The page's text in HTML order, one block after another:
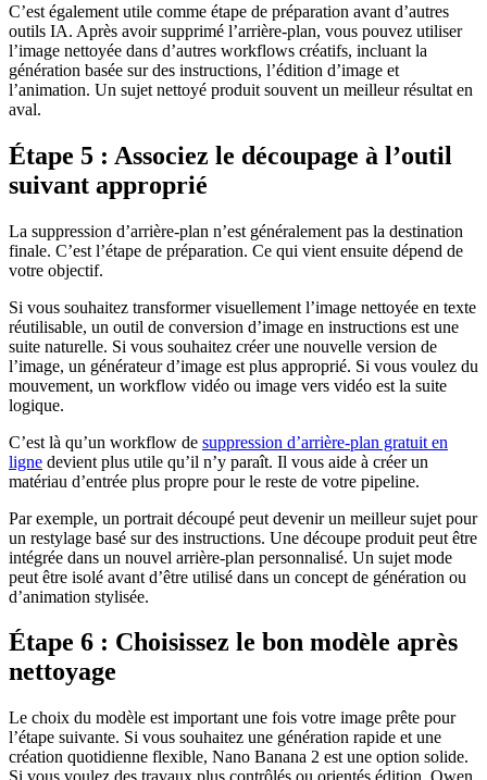
C’est également utile comme étape de préparation avant d’autres
outils IA. Après avoir supprimé l’arrière-plan, vous pouvez utiliser
l’image nettoyée dans d’autres workflows créatifs, incluant la
génération basée sur des instructions, l’édition d’image et
l’animation. Un sujet nettoyé produit souvent un meilleur résultat en
aval.
Étape 5 : Associez le découpage à l’outil
suivant approprié
La suppression d’arrière-plan n’est généralement pas la destination
finale. C’est l’étape de préparation. Ce qui vient ensuite dépend de
votre objectif.
Si vous souhaitez transformer visuellement l’image nettoyée en texte
réutilisable, un outil de conversion d’image en instructions est une
suite naturelle. Si vous souhaitez créer une nouvelle version de
l’image, un générateur d’image est plus approprié. Si vous voulez du
mouvement, un workflow vidéo ou image vers vidéo est la suite
logique.
C’est là qu’un workflow de suppression d’arrière-plan gratuit en
ligne devient plus utile qu’il n’y paraît. Il vous aide à créer un
matériau d’entrée plus propre pour le reste de votre pipeline.
Par exemple, un portrait découpé peut devenir un meilleur sujet pour
un restylage basé sur des instructions. Une découpe produit peut être
intégrée dans un nouvel arrière-plan personnalisé. Un sujet mode
peut être isolé avant d’être utilisé dans un concept de génération ou
d’animation stylisée.
Étape 6 : Choisissez le bon modèle après
nettoyage
Le choix du modèle est important une fois votre image prête pour
l’étape suivante. Si vous souhaitez une génération rapide et une
création quotidienne flexible, Nano Banana 2 est une option solide.